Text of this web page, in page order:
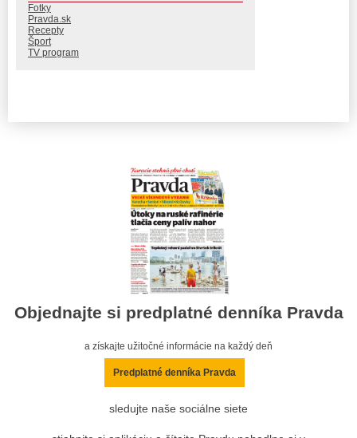
Fotky
Pravda.sk
Recepty
Šport
TV program
Objednajte si predplatné denníka Pravda
a získajte užitočné informácie na každý deň
Predplatné denníka Pravda
sledujte naše sociálne siete